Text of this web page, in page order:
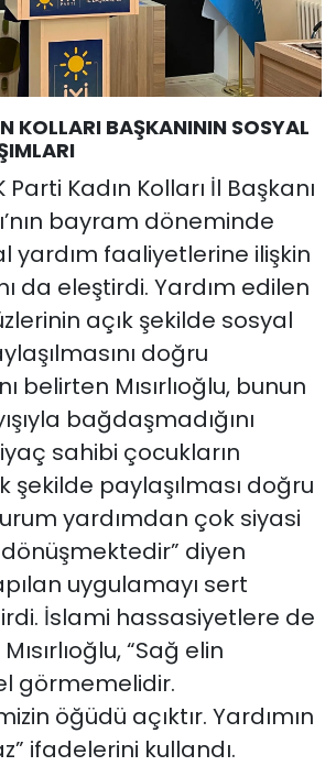
KOLLARI BAŞKANININ SOSYAL
Parti Kadın Kolları İl Başkanı
bayram döneminde
yardım faaliyetlerine ilişkin
da eleştirdi. Yardım edilen
açık şekilde sosyal
doğru
belirten Mısırlıoğlu, bunun
bağdaşmadığını
sahibi çocukların
şekilde paylaşılması doğru
yardımdan çok siyasi
diyen
uygulamayı sert
İslami hassasiyetlere de
“Sağ elin
görmemelidir.
öğüdü açıktır. Yardımın
ifadelerini kullandı.